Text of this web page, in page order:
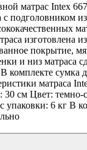
матрас Intex
с подголовником
покрытие,
и низ матраса
комплекте сумка
матраса
30 см Цвет:
упаковки: 6 кг В